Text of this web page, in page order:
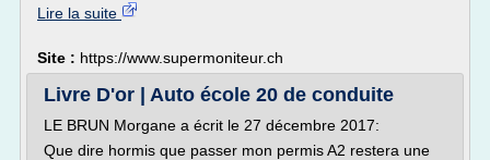
Lire la suite
Site : https://www.supermoniteur.ch
Livre D'or | Auto école 20 de conduite
LE BRUN Morgane a écrit le 27 décembre 2017:
Que dire hormis que passer mon permis A2 restera une